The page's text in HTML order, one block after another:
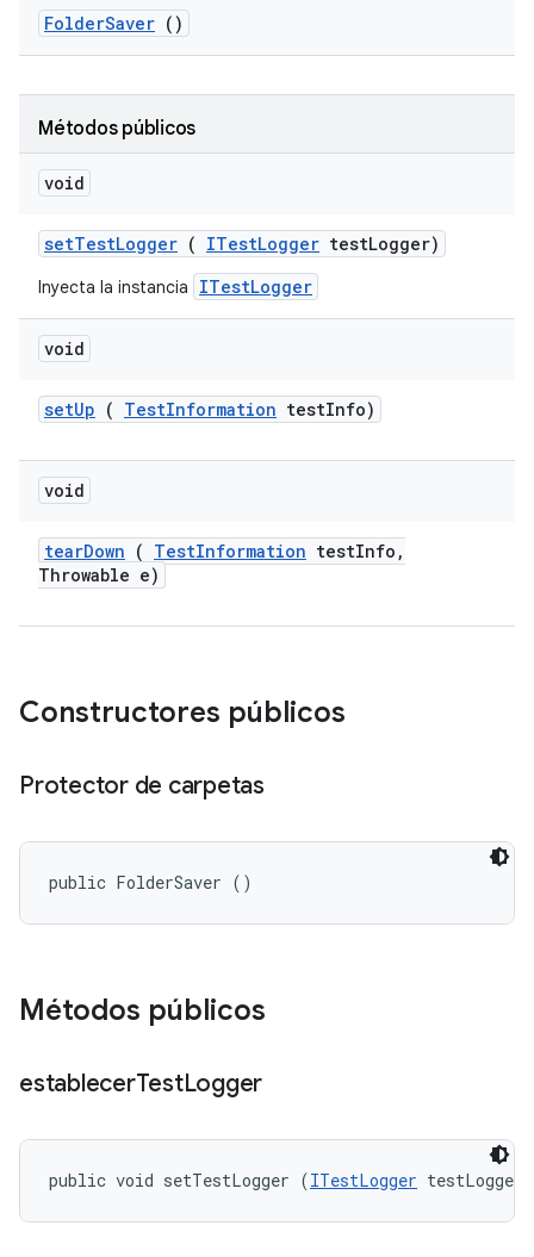
FolderSaver ()
Métodos públicos
void
setTestLogger ( ITestLogger testLogger)
Inyecta la instancia ITestLogger
void
setUp ( TestInformation testInfo)
void
tearDown ( TestInformation testInfo ,
Throwable e)
Constructores públicos
Protector de carpetas
public FolderSaver ()
Métodos públicos
establecerTestLogger
public void setTestLogger (ITestLogger testLogger)